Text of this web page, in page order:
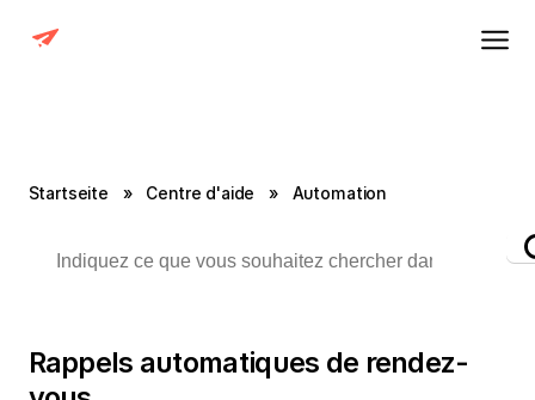
Startseite » Centre d'aide » Automation
Rappels automatiques de rendez-